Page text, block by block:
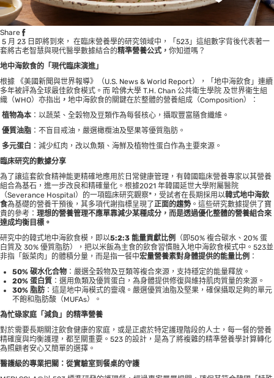
Share
5 月 23 日即將到來， 在臨床營養學的研究領域中，「523」這組數字背後代表著一
套將古老智慧與現代醫學數據結合的精準營養公式， 你知道嗎？
地中海飲食的「現代臨床演進」
根據 《美國新聞與世界報導》（U.S. News & World Report），「地中海飲食」連續
多年被評為全球最佳飲食模式。而 哈佛大學 T.H. Chan 公共衛生學院 及世界衞生組
織（WHO）亦指出 ， 地中海飲食的關鍵在於整體的營養組成（Composition）：
植物為本 ：以蔬菜、全穀物及豆類作為每餐核心，攝取豐富膳食纖維。
優質油脂 ：不盲目戒油，嚴選橄欖油及堅果等優質脂肪。
多元蛋白 ：減少紅肉，改以魚類、海鮮及植物性蛋白作為主要來源。
臨床研究的數據分享
為了讓這套飲食精神能更精確地應用於日常健康管理，有韓國臨床營養專家以其營養
組合為基石，進一步改良和精確量化。根據2021 年韓國延世大學附屬醫院
（Severance Hospital）的一項臨床研究觀察*，受試者在長期採用以韓式地中海飲
食為基礎的營養干預後，其多項代謝指標呈現了正面的趨勢。這些研究數據提供了寶
貴的參考： 理想的營養管理不應單靠減少某種成分，而是透過優化整體的營養組合來
達成均衡目標。
研究中的韓式地中海飲食模，即以5:2:3 能量貢獻比例
（即50% 複合碳水、20% 蛋
白質及 30% 優質脂肪），把以米飯為主食的飲食習慣融入地中海飲食模式中。523並
非指「飯菜肉」的體積分量，而是指一餐中宏量營養素對身體提供的能量比例 ：
50% 碳水化合物 ：嚴選全穀物及豆類等複合來源，支持穩定的能量釋放。
20% 蛋白質 ：選用魚類及優質蛋白，為身體提供修復與維持肌肉質量的來源。
30% 脂肪 ：這是地中海模式的靈魂。嚴選優質油脂及堅果，確保攝取足夠的單元
不飽和脂肪酸（MUFAs）。
為忙碌家庭「減負」的精準營養
對於需要長期關注飲食健康的家庭，或是正處於特定護理階段的人士，每一餐的營養
精確度與均衡護理，都至關重要。523 的設計，是為了將複雜的精準營養學計算轉化
為照顧者安心又簡單的選擇。
醫護級的專業把關：從實驗室到餐桌的守護